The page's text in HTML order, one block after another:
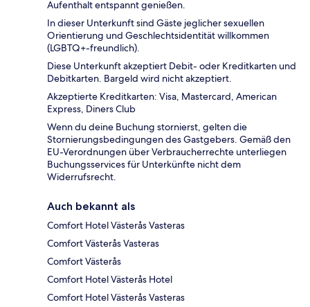
Aufenthalt entspannt genießen.
In dieser Unterkunft sind Gäste jeglicher sexuellen
Orientierung und Geschlechtsidentität willkommen
(LGBTQ+-freundlich).
Diese Unterkunft akzeptiert Debit- oder Kreditkarten und
Debitkarten. Bargeld wird nicht akzeptiert.
Akzeptierte Kreditkarten: Visa, Mastercard, American
Express, Diners Club
Wenn du deine Buchung stornierst, gelten die
Stornierungsbedingungen des Gastgebers. Gemäß den
EU-Verordnungen über Verbraucherrechte unterliegen
Buchungsservices für Unterkünfte nicht dem
Widerrufsrecht.
Auch bekannt als
Comfort Hotel Västerås Vasteras
Comfort Västerås Vasteras
Comfort Västerås
Comfort Hotel Västerås Hotel
Comfort Hotel Västerås Vasteras